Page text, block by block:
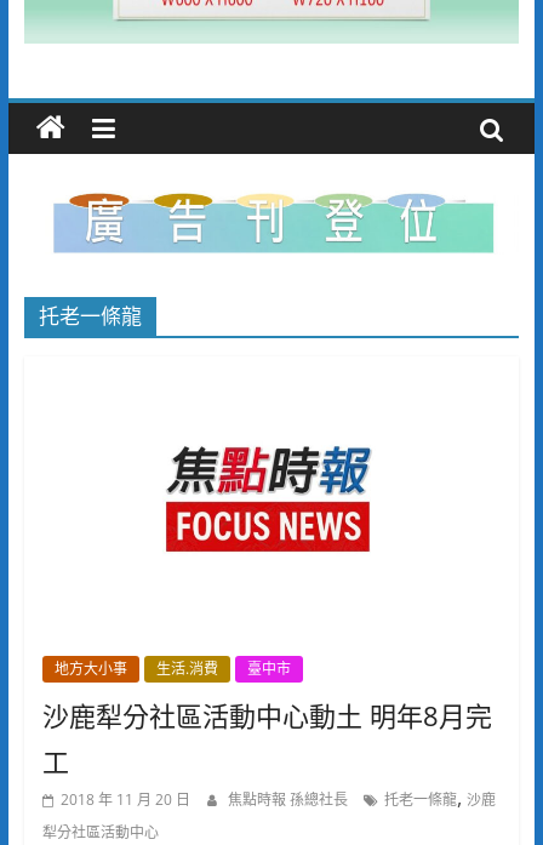
托老一條龍
地方大小事 生活.消費 臺中市
沙鹿犁分社區活動中心動土 明年8月完
工
2018 年 11 月 20 日 焦點時報 孫總社長 托老一條龍, 沙鹿
犁分社區活動中心